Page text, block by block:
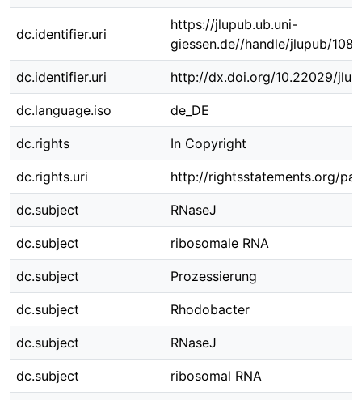
dc.identifier.uri
https://jlupub.ub.uni-
giessen.de//handle/jlupub/
dc.identifier.uri http://dx.doi.org/10.22029/
dc.language.iso de_DE
dc.rights In Copyright
dc.rights.uri http://rightsstatements.org/
dc.subject RNaseJ
dc.subject ribosomale RNA
dc.subject Prozessierung
dc.subject Rhodobacter
dc.subject RNaseJ
dc.subject ribosomal RNA